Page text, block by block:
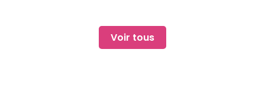
Voir tous